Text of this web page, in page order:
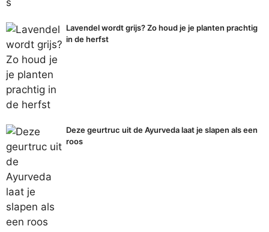
Lavendel wordt grijs? Zo houd je je planten prachtig
in de herfst
Deze geurtruc uit de Ayurveda laat je slapen als een
roos